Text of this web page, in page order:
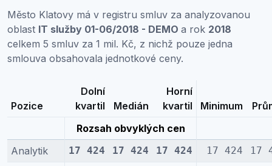
Město Klatovy má v registru smluv za analyzovanou
oblast IT služby 01-06/2018 - DEMO a rok 2018
celkem 5 smluv za 1 mil. Kč, z nichž pouze jedna
smlouva obsahovala jednotkové ceny.
Pozice
Dolní
kvartil
Medián
Horní
kvartil
Minimum
Rozsah obvyklých cen
Analytik
17 424 17 424 17 424 17 424 17